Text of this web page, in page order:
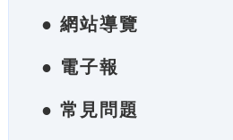
● 網站導覽
● 電子報
● 常見問題